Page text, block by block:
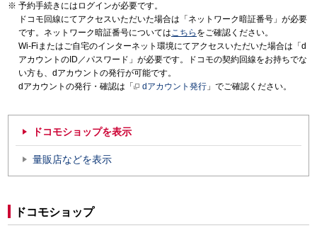
予約手続きにはログインが必要です。
ドコモ回線にてアクセスいただいた場合は「ネットワーク暗証番号」が必要
です。ネットワーク暗証番号についてはこちら をご確認ください。
Wi-Fiまたはご自宅のインターネット環境にてアクセスいただいた場合は「d
アカウントのID／パスワード」が必要です。ドコモの契約回線をお持ちでな
い方も、dアカウントの発行が可能です。
dアカウントの発行・確認は「
dアカウント発行 」でご確認ください。
ドコモショップを表示
量販店などを表示
ドコモショップ